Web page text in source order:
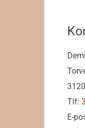
Tlf:
E-